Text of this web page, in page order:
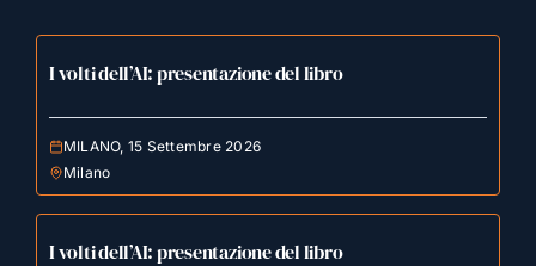
I volti dell’AI: presentazione del libro
MILANO, 15 Settembre 2026
Milano
I volti dell’AI: presentazione del libro